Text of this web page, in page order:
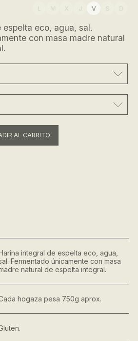
V
eco, agua, sal.
con masa madre natural
AL CARRITO
integral de espelta eco, agua,
Fermentado únicamente con masa
natural de espelta integral.
hogaza pesa 750g aprox.